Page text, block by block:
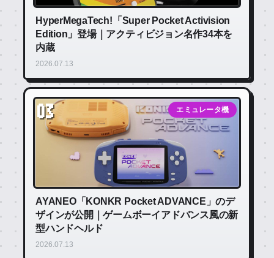
HyperMegaTech!「Super Pocket Activision
Edition」登場｜アクティビジョン名作34本を
内蔵
2026.07.13
03 エミュレータ機
AYANEO「KONKR Pocket ADVANCE」のデ
ザインが公開｜ゲームボーイアドバンス風の新
型ハンドヘルド
2026.07.13